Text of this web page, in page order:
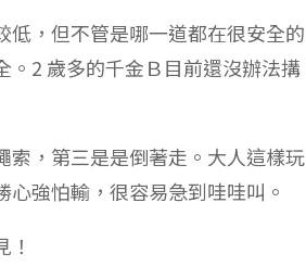
，但不管是哪一道都在很安全的
2 歲多的千金Ｂ目前還沒辦法搆
索，第三是是倒著走。大人這樣玩
強怕輸，很容易急到哇哇叫。